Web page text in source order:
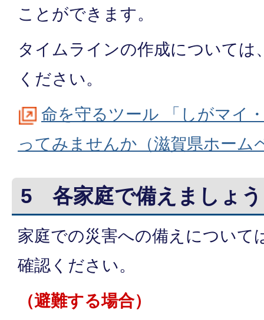
ことができます。
タイムラインの作成については
ください。
命を守るツール 「しがマイ
ってみませんか（滋賀県ホーム
5 各家庭で備えましょ
家庭での災害への備えについて
確認ください。
（避難する場合）